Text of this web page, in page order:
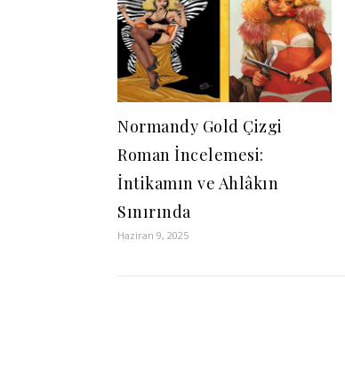
Normandy Gold Çizgi
Roman İncelemesi:
İntikamın ve Ahlâkın
Sınırında
Haziran 9, 2025